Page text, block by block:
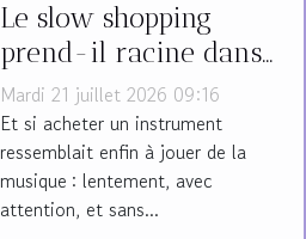
Le slow shopping
prend-il racine dans
le monde des
instruments ?
Mardi 21 juillet 2026 09:16
Et si acheter un instrument
ressemblait enfin à jouer de la
musique : lentement, avec
attention, et sans...